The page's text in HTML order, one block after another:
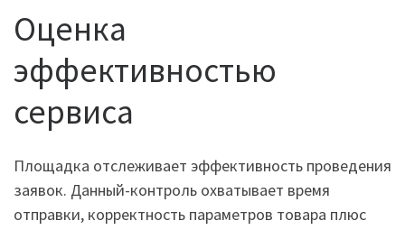
Оценка
эффективностью
сервиса
Площадка отслеживает эффективность проведения
заявок. Данный-контроль охватывает время
отправки, корректность параметров товара плюс